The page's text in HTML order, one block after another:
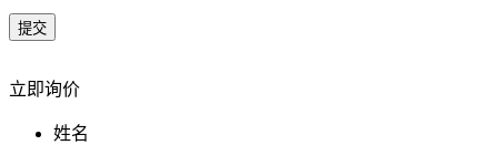
提交
立即询价
姓名